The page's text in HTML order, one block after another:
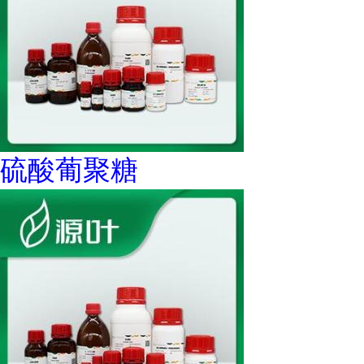
硫酸葡聚糖